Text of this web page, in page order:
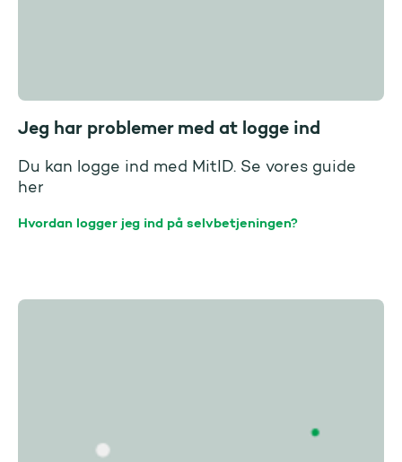
Jeg har problemer med at logge ind
Du kan logge ind med MitID. Se vores guide
her
Hvordan logger jeg ind på selvbetjeningen?